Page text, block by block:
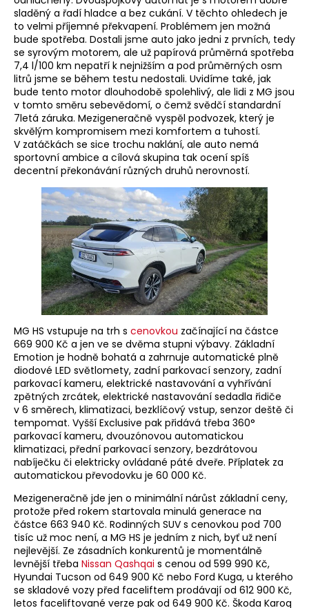
sladěný a řadí hladce a bez cukání. V těchto ohledech je
to velmi příjemné překvapení. Problémem jen možná
bude spotřeba. Dostali jsme auto jako jedni z prvních, tedy
se syrovým motorem, ale už papírová průměrná spotřeba
7,4 l/100 km nepatří k nejnižším a pod průměrných osm
litrů jsme se během testu nedostali. Uvidíme také, jak
bude tento motor dlouhodobě spolehlivý, ale lidi z MG jsou
v tomto směru sebevědomí, o čemž svědčí standardní
7letá záruka. Mezigeneračně vyspěl podvozek, který je
skvělým kompromisem mezi komfortem a tuhostí.
V zatáčkách se sice trochu naklání, ale auto nemá
sportovní ambice a cílová skupina tak ocení spíš
decentní překonávání různých druhů nerovností.
MG HS vstupuje na trh s cenovkou začínající na částce
669 900 Kč a jen ve se dvěma stupni výbavy. Základní
Emotion je hodně bohatá a zahrnuje automatické plně
diodové LED světlomety, zadní parkovací senzory, zadní
parkovací kameru, elektrické nastavování a vyhřívání
zpětných zrcátek, elektrické nastavování sedadla řidiče
v 6 směrech, klimatizaci, bezklíčový vstup, senzor deště či
tempomat. Vyšší Exclusive pak přidává třeba 360°
parkovací kameru, dvouzónovou automatickou
klimatizaci, přední parkovací senzory, bezdrátovou
nabíječku či elektricky ovládané páté dveře. Příplatek za
automatickou převodovku je 60 000 Kč.
Mezigeneračně jde jen o minimální nárůst základní ceny,
protože před rokem startovala minulá generace na
částce 663 940 Kč. Rodinných SUV s cenovkou pod 700
tisíc už moc není, a MG HS je jedním z nich, byť už není
nejlevější. Ze zásadních konkurentů je momentálně
levnější třeba Nissan Qashqai s cenou od 599 990 Kč,
Hyundai Tucson od 649 900 Kč nebo Ford Kuga, u kterého
se skladové vozy před faceliftem prodávají od 612 900 Kč,
letos faceliftované verze pak od 649 900 Kč. Škoda Karoq